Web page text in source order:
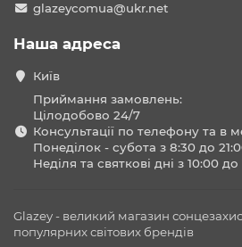
glazeycomua@ukr.net
Наша адреса
Київ
Приймання замовлень:
Цілодобово 24/7
Консультації по телефону та в
Понеділок - субота з 8:30 до
Неділя та святкові дні з 10:00 до
Glazey - великий магазин
популярних світових брендів